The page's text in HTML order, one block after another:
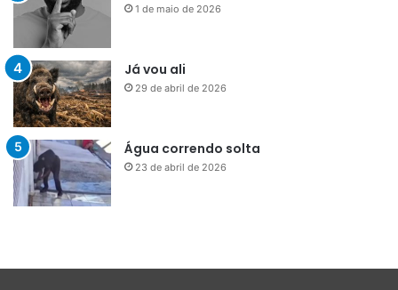
1 de maio de 2026
Já vou ali
29 de abril de 2026
Água correndo solta
23 de abril de 2026